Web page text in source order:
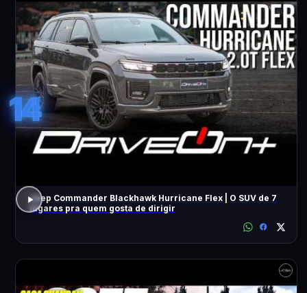
14
Jeep Commander Blackhawk Hurricane Flex | O SUV de 7
lugares pra quem gosta de dirigir